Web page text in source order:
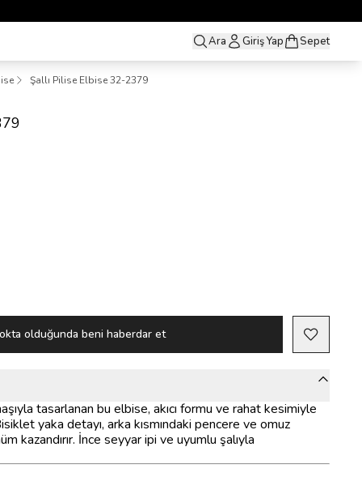
Ara Giriş Yap Sepet
Şallı Pilise Elbise 32-2379
olduğunda beni haberdar et
tasarlanan bu elbise, akıcı formu ve rahat kesimiyle
yaka detayı, arka kısmındaki pencere ve omuz
kazandırır. İnce seyyar ipi ve uyumlu şalıyla